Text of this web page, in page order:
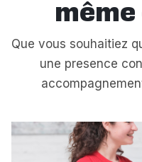
Que vous souhaitiez
une presence